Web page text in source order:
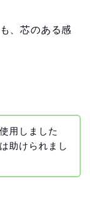
、芯のある感
用しました
助けられまし